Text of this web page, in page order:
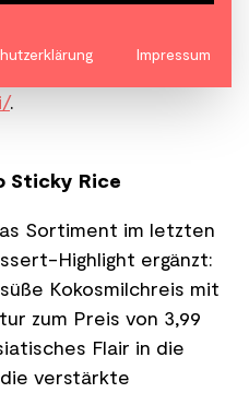
.
Sticky Rice
Sortiment im letzten
Highlight ergänzt:
Kokosmilchreis mit
zum Preis von 3,99
Flair in die
verstärkte
Impressum